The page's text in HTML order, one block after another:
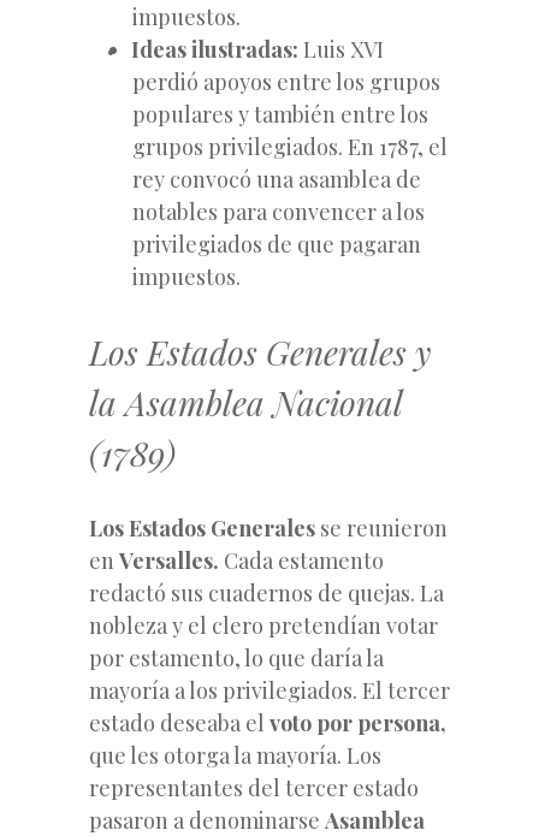
impuestos.
Ideas ilustradas: Luis XVI
perdió apoyos entre los grupos
populares y también entre los
grupos privilegiados. En 1787, el
rey convocó una asamblea de
notables para convencer a los
privilegiados de que pagaran
impuestos.
Los Estados Generales y
la Asamblea Nacional
(1789)
Los Estados Generales se reunieron
en Versalles. Cada estamento
redactó sus cuadernos de quejas. La
nobleza y el clero pretendían votar
por estamento, lo que daría la
mayoría a los privilegiados. El tercer
estado deseaba el voto por persona,
que les otorga la mayoría. Los
representantes del tercer estado
pasaron a denominarse Asamblea